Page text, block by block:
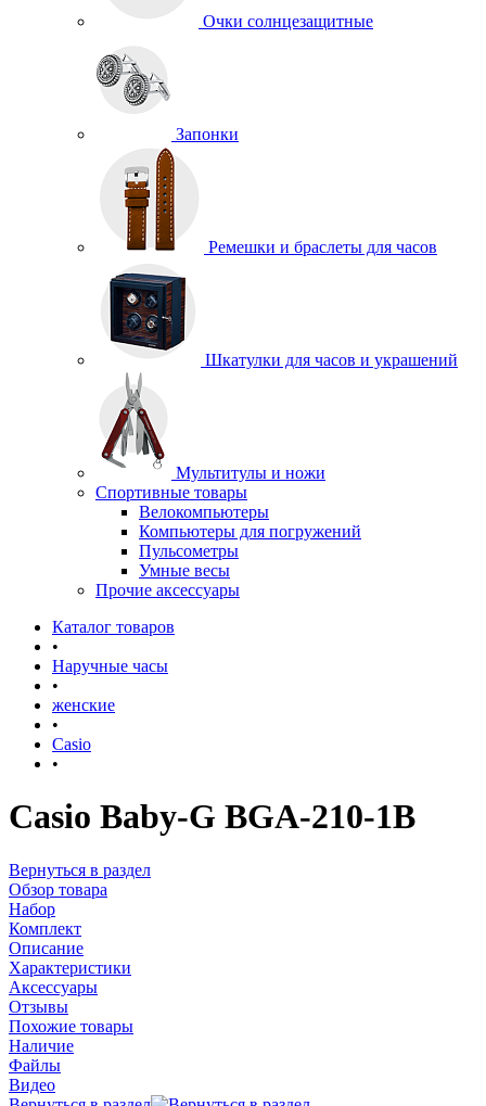
Очки солнцезащитные
Запонки
Ремешки и браслеты для часов
Шкатулки для часов и украшений
Мультитулы и ножи
Спортивные товары
Велокомпьютеры
Компьютеры для погружений
Пульсометры
Умные весы
Прочие аксессуары
Каталог товаров
•
Наручные часы
•
женские
•
Casio
•
Casio Baby-G BGA-210-1B
Вернуться в раздел
Обзор товара
Набор
Комплект
Описание
Характеристики
Аксессуары
Отзывы
Похожие товары
Наличие
Файлы
Видео